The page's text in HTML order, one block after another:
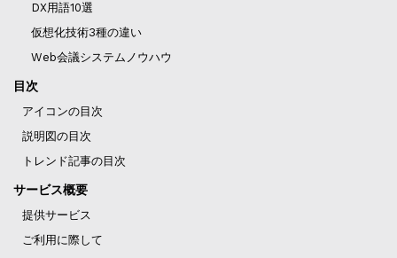
DX用語10選
仮想化技術3種の違い
Web会議システムノウハウ
目次
アイコンの目次
説明図の目次
トレンド記事の目次
サービス概要
提供サービス
ご利用に際して